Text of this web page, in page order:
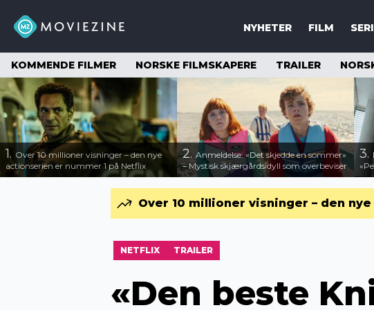
NYHETER FILM
KOMMENDE FILMER NORSKE FILMSKAPERE TRAILER
1. Over 10 millioner visninger – den nye
actionserien er nummer 1 på Netflix
2. Anmeldelse: «Det skjedde en sommer»
– Mystisk skjærgårdsidyll som overbeviser
3.
Over 10 millioner visninger – den
NETFLIX TRAILER
«Den beste